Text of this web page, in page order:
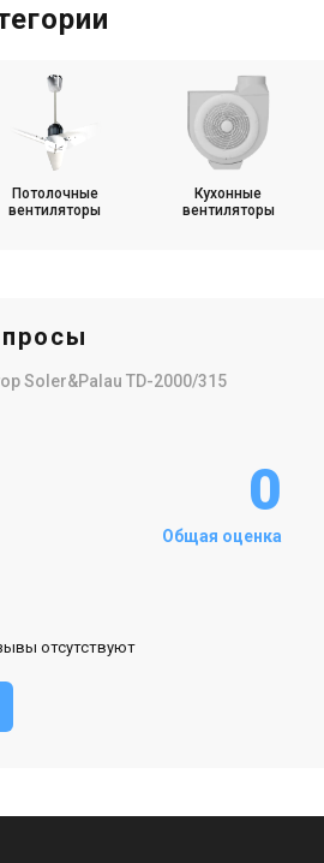
Потолочные
вентиляторы
Кухонные
вентиляторы
Soler&Palau TD-2000/315
0
Общая оценка
отсутствуют